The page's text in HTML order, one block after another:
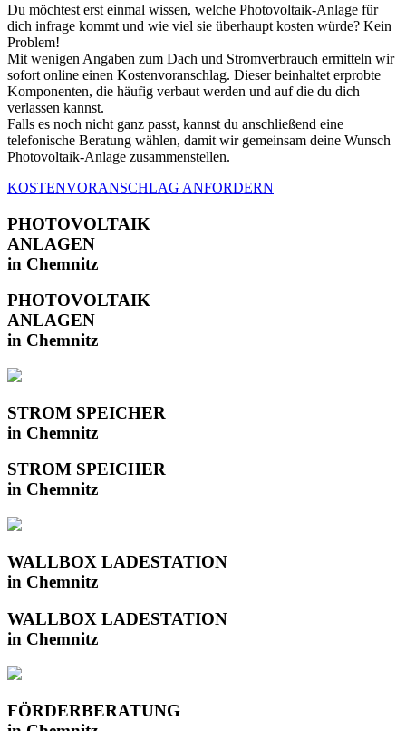
Du möchtest erst einmal wissen, welche Photovoltaik-Anlage für
dich infrage kommt und wie viel sie überhaupt kosten würde? Kein
Problem!
Mit wenigen Angaben zum Dach und Stromverbrauch ermitteln wir
sofort online einen Kostenvoranschlag. Dieser beinhaltet erprobte
Komponenten, die häufig verbaut werden und auf die du dich
verlassen kannst.
Falls es noch nicht ganz passt, kannst du anschließend eine
telefonische Beratung wählen, damit wir gemeinsam deine Wunsch
Photovoltaik-Anlage zusammenstellen.
KOSTENVORANSCHLAG ANFORDERN
PHOTOVOLTAIK
ANLAGEN
in Chemnitz
PHOTOVOLTAIK
ANLAGEN
in Chemnitz
STROM SPEICHER
in Chemnitz
STROM SPEICHER
in Chemnitz
WALLBOX LADESTATION
in Chemnitz
WALLBOX LADESTATION
in Chemnitz
FÖRDERBERATUNG